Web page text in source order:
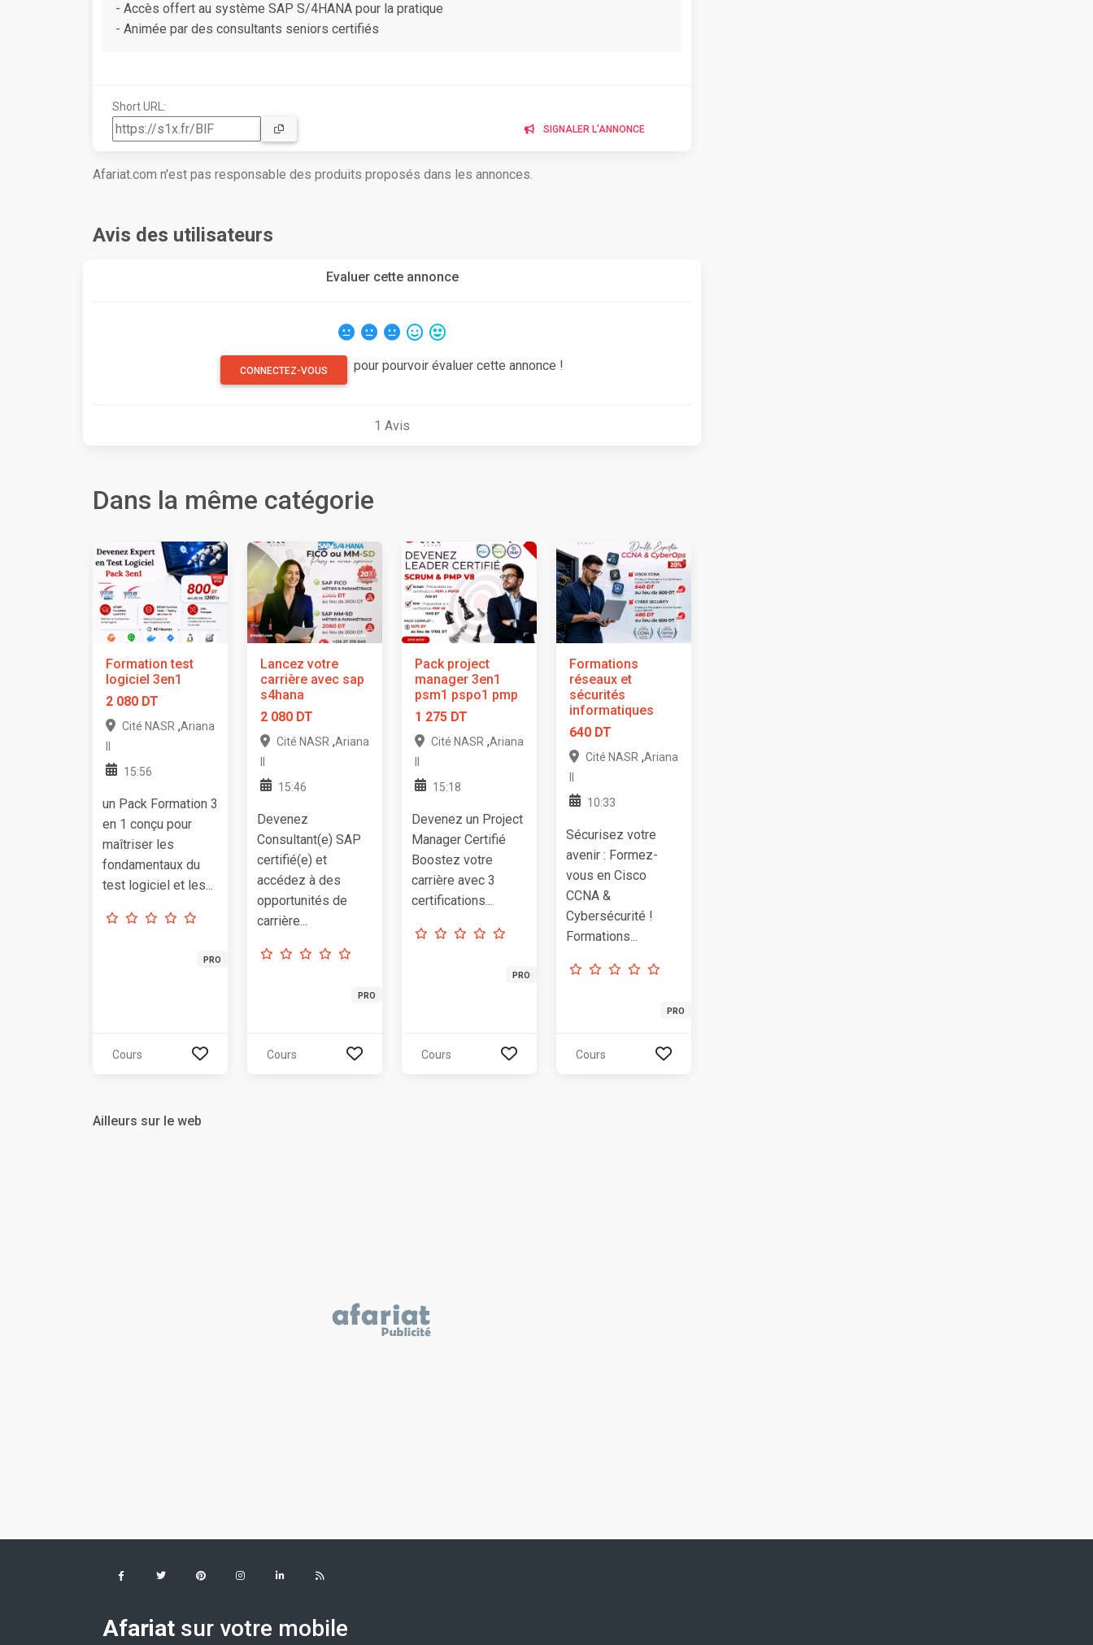
- Accès offert au système SAP S/4HANA pour la pratique
- Animée par des consultants seniors certifiés
Short URL:
SIGNALER L'ANNONCE
Afariat.com n'est pas responsable des produits proposés dans les annonces.
Avis des utilisateurs
Evaluer cette annonce
CONNECTEZ-VOUS pour pourvoir évaluer cette annonce !
1 Avis
Dans la même catégorie
Formation test
logiciel 3en1
2 080 DT
Cité NASR
II
,Ariana
15:56
un Pack Formation 3
en 1 conçu pour
maîtriser les
fondamentaux du
test logiciel et les...
PRO
Cours
Lancez votre
carrière avec sap
s4hana
2 080 DT
Cité NASR
II
,Ariana
15:46
Devenez
Consultant(e) SAP
certifié(e) et
accédez à des
opportunités de
carrière...
PRO
Cours
Pack project
manager 3en1
psm1 pspo1 pmp
1 275 DT
Cité NASR
II
,Ariana
15:18
Devenez un Project
Manager Certifié
Boostez votre
carrière avec 3
certifications...
PRO
Cours
Formations
réseaux et
sécurités
informatiques
640 DT
Cité NASR
II
,Ariana
10:33
Sécurisez votre
avenir : Formez-
vous en Cisco
CCNA &
Cybersécurité !
Formations...
PRO
Cours
Ailleurs sur le web
Afariat sur votre mobile